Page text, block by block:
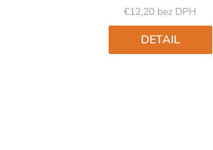
5
hviezdičiek.
€12,20 bez DPH
DETAIL